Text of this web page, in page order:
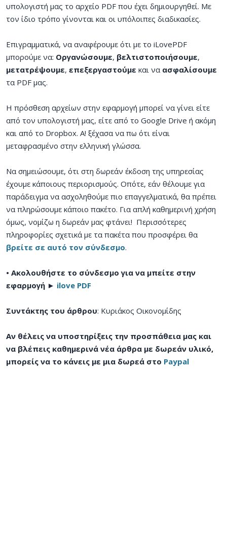
υπολογιστή μας το αρχείο PDF που έχει δημιουργηθεί. Με
τον ίδιο τρόπο γίνονται και οι υπόλοιπες διαδικασίες.
Επιγραμματικά, να αναφέρουμε ότι με το iLovePDF
μπορούμε να: Οργανώσουμε, βελτιστοποιήσουμε,
μετατρέψουμε, επεξεργαστούμε και να ασφαλίσουμε
τα PDF μας.
Η πρόσθεση αρχείων στην εφαρμογή μπορεί να γίνει είτε
από τον υπολογιστή μας, είτε από το Google Drive ή ακόμη
και από το Dropbox. Α! ξέχασα να πω ότι είναι
μεταφρασμένο στην ελληνική γλώσσα.
Να σημειώσουμε, ότι στη δωρεάν έκδοση της υπηρεσίας
έχουμε κάποιους περιορισμούς. Οπότε, εάν θέλουμε για
παράδειγμα να ασχοληθούμε πιο επαγγελματικά, θα πρέπει
να πληρώσουμε κάποιο πακέτο. Για απλή καθημερινή χρήση
όμως, νομίζω η δωρεάν μας φτάνει! Περισσότερες
πληροφορίες σχετικά με τα πακέτα που προσφέρει θα
βρείτε σε αυτό τον σύνδεσμο.
• Ακολουθήστε το σύνδεσμο για να μπείτε στην
εφαρμογή ► ilove PDF
Συντάκτης του άρθρου: Κυριάκος Οικονομίδης
Αν θέλεις να υποστηρίξεις την προσπάθεια μας και
να βλέπεις καθημερινά νέα άρθρα με δωρεάν υλικό,
μπορείς να το κάνεις με μια δωρεά στο Paypal